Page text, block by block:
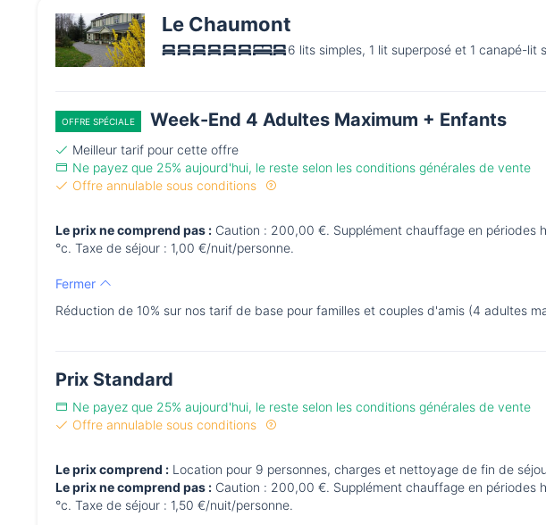
Le Chaumont
6 lits simples, 1 lit superposé et 1 canapé-lit
OFFRE SPÉCIALE Week-End 4 Adultes Maximum + Enfants
Meilleur tarif pour cette offre
Ne payez que 25% aujourd'hui, le reste selon les conditions générales de vente
Offre annulable sous conditions
Le prix ne comprend pas : Caution : 200,00 €. Supplément chauffage en périodes
°c. Taxe de séjour : 1,00 €/nuit/personne.
Fermer
Réduction de 10% sur nos tarif de base pour familles et couples d'amis (4 adultes
Prix Standard
Ne payez que 25% aujourd'hui, le reste selon les conditions générales de vente
Offre annulable sous conditions
Le prix comprend : Location pour 9 personnes, charges et nettoyage de fin de
Le prix ne comprend pas : Caution : 200,00 €. Supplément chauffage en périodes
°c. Taxe de séjour : 1,50 €/nuit/personne.